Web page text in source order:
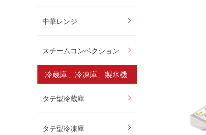
中華レンジ
スチームコンベクション
冷蔵庫、冷凍庫、製氷機
タテ型冷蔵庫
タテ型冷凍庫